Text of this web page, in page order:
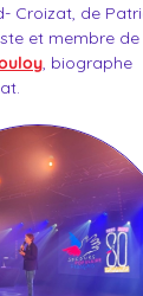
Croizat, de
et membre de
, biographe